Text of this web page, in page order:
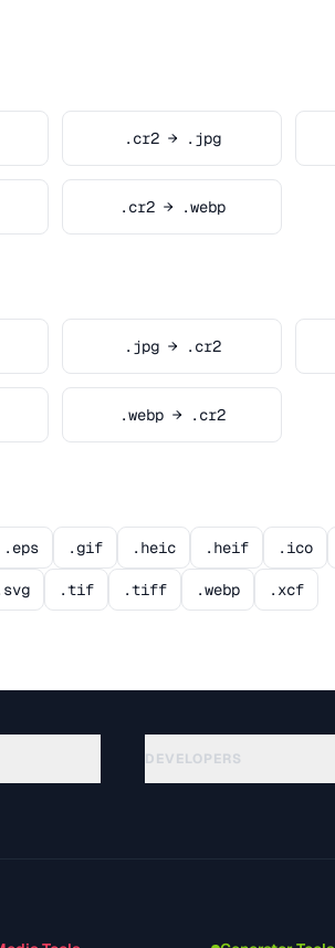
.cr2 → .jpg
.cr2 → .webp
.jpg → .cr2
.webp → .cr2
.eps .gif .heic .heif .ico
.tif .tiff .webp .xcf
DEVELOPERS